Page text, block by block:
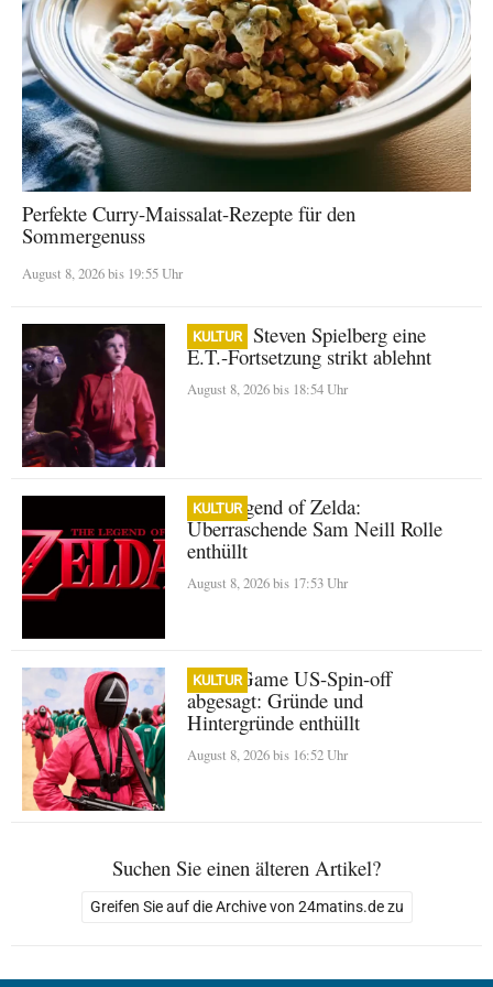
Perfekte Curry-Maissalat-Rezepte für den
Sommergenuss
August 8, 2026 bis 19:55 Uhr
KULTUR
Warum Steven Spielberg eine
E.T.-Fortsetzung strikt ablehnt
August 8, 2026 bis 18:54 Uhr
KULTUR
The Legend of Zelda:
Überraschende Sam Neill Rolle
enthüllt
August 8, 2026 bis 17:53 Uhr
KULTUR
Squid Game US-Spin-off
abgesagt: Gründe und
Hintergründe enthüllt
August 8, 2026 bis 16:52 Uhr
Suchen Sie einen älteren Artikel?
Greifen Sie auf die Archive von 24matins.de zu